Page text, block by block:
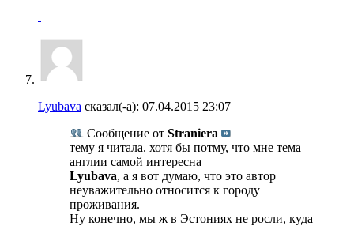
Lyubava сказал(-а): 07.04.2015 23:07
Сообщение от Straniera
тему я читала. хотя бы потму, что мне тема
англии самой интересна
Lyubava, а я вот думаю, что это автор
неуважительно относится к городу
проживания.
Ну конечно, мы ж в Эстониях не росли, куда